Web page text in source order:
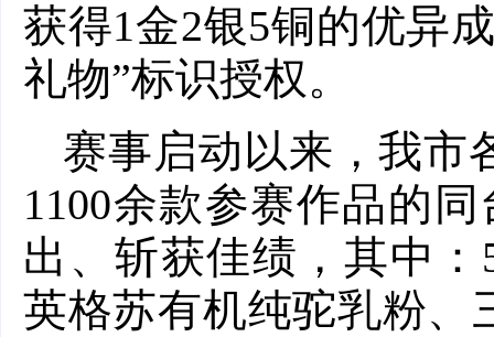
获得1金2银5铜的优异
礼物”标识授权。
赛事启动以来，我市
1100余款参赛作品的
出、斩获佳绩，其中
英格苏有机纯驼乳粉、